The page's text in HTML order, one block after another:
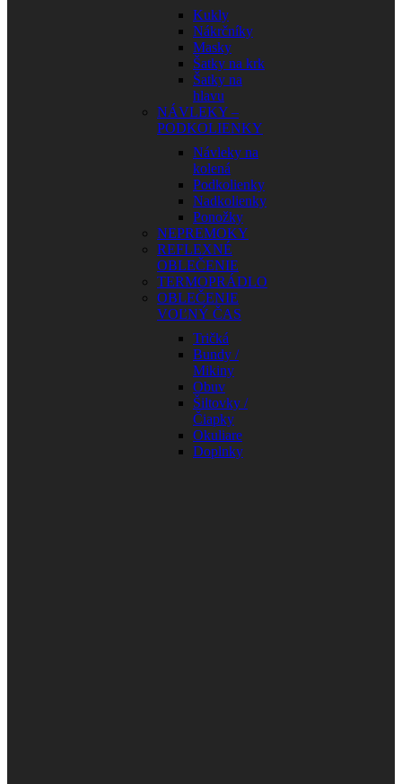
Kukly
Nákrčníky
Masky
Šatky na krk
Šatky na
hlavu
NÁVLEKY –
PODKOLIENKY
Návleky na
kolená
Podkolienky
Nadkolienky
Ponožky
NEPREMOKY
REFLEXNÉ
OBLEČENIE
TERMOPRÁDLO
OBLEČENIE
VOĽNÝ ČAS
Tričká
Bundy /
Mikiny
Obuv
Šiltovky /
Čiapky
Okuliare
Doplnky